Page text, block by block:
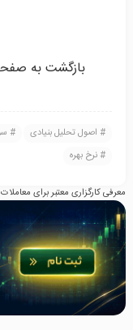
بازگشت به
اصول تحلیل بنیادی
نرخ بهره
معرفی کارگزاری معتبر برای معاملات